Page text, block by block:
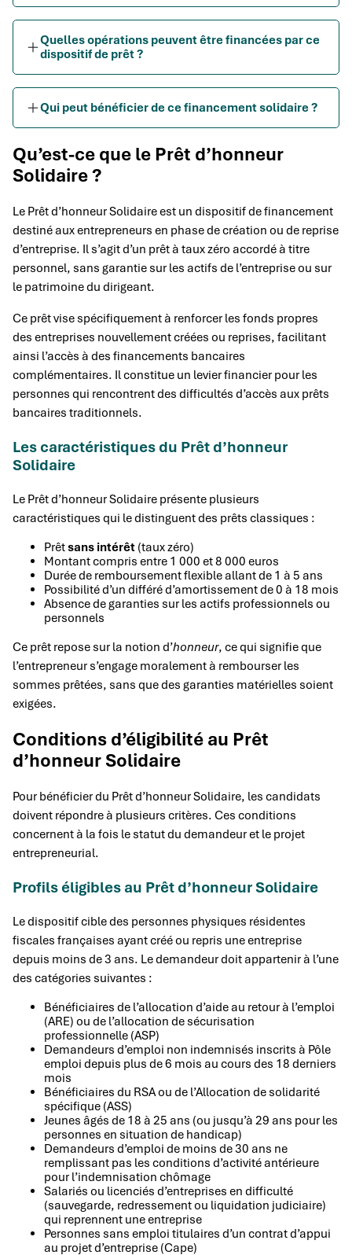
Quelles opérations peuvent être financées par ce
dispositif de prêt ?
Qui peut bénéficier de ce financement solidaire ?
Qu’est-ce que le Prêt d’honneur
Solidaire ?
Le Prêt d’honneur Solidaire est un dispositif de financement
destiné aux entrepreneurs en phase de création ou de reprise
d’entreprise. Il s’agit d’un prêt à taux zéro accordé à titre
personnel, sans garantie sur les actifs de l’entreprise ou sur
le patrimoine du dirigeant.
Ce prêt vise spécifiquement à renforcer les fonds propres
des entreprises nouvellement créées ou reprises, facilitant
ainsi l’accès à des financements bancaires
complémentaires. Il constitue un levier financier pour les
personnes qui rencontrent des difficultés d’accès aux prêts
bancaires traditionnels.
Les caractéristiques du Prêt d’honneur
Solidaire
Le Prêt d’honneur Solidaire présente plusieurs
caractéristiques qui le distinguent des prêts classiques :
Prêtsans intérêt (taux zéro)
Montant compris entre 1 000 et 8 000 euros
Durée de remboursement flexible allant de 1 à 5 ans
Possibilité d’un différé d’amortissement de 0 à 18 mois
Absence de garanties sur les actifs professionnels ou
personnels
Ce prêt repose sur la notion d’honneur, ce qui signifie que
l’entrepreneur s’engage moralement à rembourser les
sommes prêtées, sans que des garanties matérielles soient
exigées.
Conditions d’éligibilité au Prêt
d’honneur Solidaire
Pour bénéficier du Prêt d’honneur Solidaire, les candidats
doivent répondre à plusieurs critères. Ces conditions
concernent à la fois le statut du demandeur et le projet
entrepreneurial.
Profils éligibles au Prêt d’honneur Solidaire
Le dispositif cible des personnes physiques résidentes
fiscales françaises ayant créé ou repris une entreprise
depuis moins de 3 ans. Le demandeur doit appartenir à l’une
des catégories suivantes :
Bénéficiaires de l’allocation d’aide au retour à l’emploi
(ARE) ou de l’allocation de sécurisation
professionnelle (ASP)
Demandeurs d’emploi non indemnisés inscrits à Pôle
emploi depuis plus de 6 mois au cours des 18 derniers
mois
Bénéficiaires du RSA ou de l’Allocation de solidarité
spécifique (ASS)
Jeunes âgés de 18 à 25 ans (ou jusqu’à 29 ans pour les
personnes en situation de handicap)
Demandeurs d’emploi de moins de 30 ans ne
remplissant pas les conditions d’activité antérieure
pour l’indemnisation chômage
Salariés ou licenciés d’entreprises en difficulté
(sauvegarde, redressement ou liquidation judiciaire)
qui reprennent une entreprise
Personnes sans emploi titulaires d’un contrat d’appui
au projet d’entreprise (Cape)